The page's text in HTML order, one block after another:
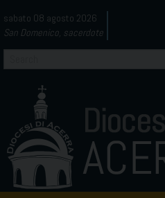
to
content
sabato 08 agosto 2026
San Domenico, sacerdote